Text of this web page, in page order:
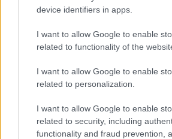
device identifiers in apps.
I want to allow Google to enable
related to functionality of the
I want to allow Google to enable
related to personalization.
I want to allow Google to enable
related to security, including
functionality and fraud prevention,
Budapest100sorozat az egyik
kezdeményezés, ami városos
elmúlt években. (Mondanám, ...
Méteres
Budapesten